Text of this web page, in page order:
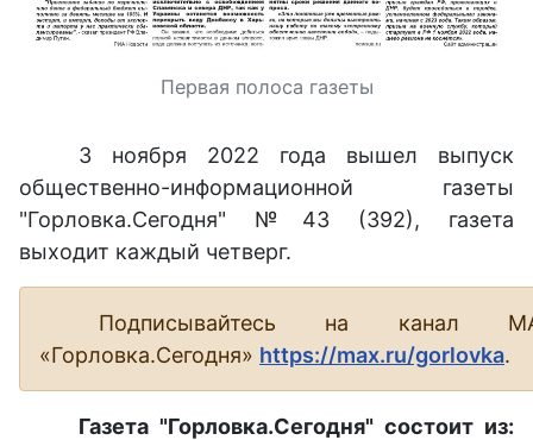
Первая полоса газеты
3 ноября 2022 года вышел выпуск
общественно-информационной газеты
"Горловка.Сегодня" №43 (392), газета
выходит каждый четверг.
Подписывайтесь на канал
«Горловка.Сегодня» https://max.ru/gorlovka.
Газета "Горловка.Сегодня" состоит из: